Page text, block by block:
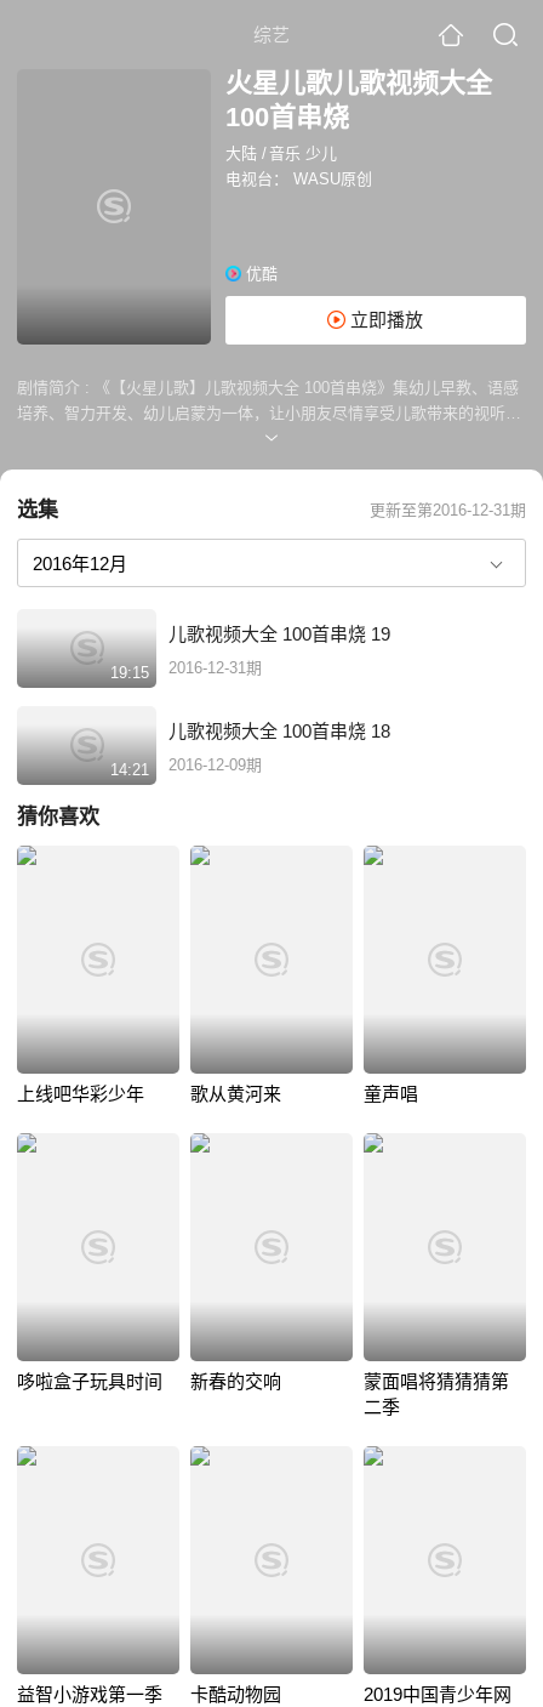
综艺
火星儿歌儿歌视频大全
100首串烧
大陆 / 音乐 少儿
电视台：
WASU原创
优酷
立即播放
剧情简介 :
《【火星儿歌】儿歌视频大全 100首串烧》集幼儿早教、语感
培养、智力开发、幼儿启蒙为一体，让小朋友尽情享受儿歌带来的视听享
选集 更新至第2016-12-31期
19:15
儿歌视频大全 100首串烧 19
2016-12-31期
14:21
儿歌视频大全 100首串烧 18
2016-12-09期
猜你喜欢
上线吧华彩少年 歌从黄河来 童声唱
哆啦盒子玩具时间 新春的交响
蒙面唱将猜猜猜第
二季
益智小游戏第一季 卡酷动物园
2019中国青少年网